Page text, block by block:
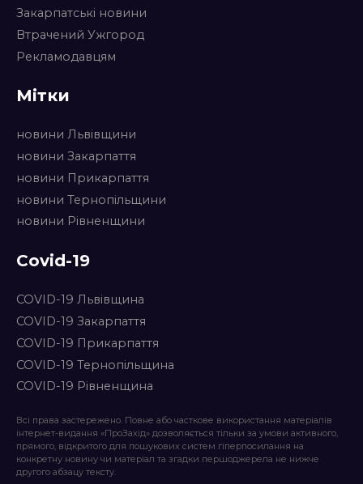
Закарпатські новини
Втрачений Ужгород
Рекламодавцям
Мітки
новини Львівщини
новини Закарпаття
новини Прикарпаття
новини Тернопільщини
новини Рівненщини
Covid-19
COVID-19 Львівщина
COVID-19 Закарпаття
COVID-19 Прикарпаття
COVID-19 Тернопільщина
COVID-19 Рівненщина
Всі права застережено. Повне або часткове використання матеріалів
інтернет-видання «ПроЗахід» дозволяється тільки за умови активного,
прямого, відкритого для пошукових систем гіперпосилання на
конкретну новину чи матеріал та згадки першоджерела не нижче
другого абзацу тексту.